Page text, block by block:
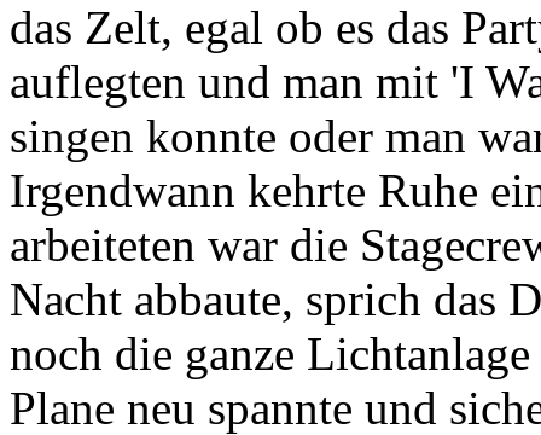
das Zelt, egal ob es das
auflegten und man mit 'I
singen konnte oder man
Irgendwann kehrte Ruhe
arbeiteten war die
Nacht abbaute, sprich das
noch die ganze
Plane neu spannte und